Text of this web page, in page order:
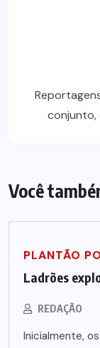
conjunto,
Você
PLANTÃO
Ladrões
REDAÇÃO
Inicialmente,